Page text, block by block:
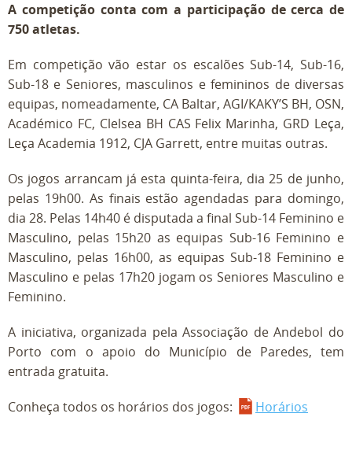
A competição conta com a participação de cerca de
750 atletas.
Em competição vão estar os escalões Sub-14, Sub-16,
Sub-18 e Seniores, masculinos e femininos de diversas
equipas, nomeadamente, CA Baltar, AGI/KAKY’S BH, OSN,
Académico FC, Clelsea BH CAS Felix Marinha, GRD Leça,
Leça Academia 1912, CJA Garrett, entre muitas outras.
Os jogos arrancam já esta quinta-feira, dia 25 de junho,
pelas 19h00. As finais estão agendadas para domingo,
dia 28. Pelas 14h40 é disputada a final Sub-14 Feminino e
Masculino, pelas 15h20 as equipas Sub-16 Feminino e
Masculino, pelas 16h00, as equipas Sub-18 Feminino e
Masculino e pelas 17h20 jogam os Seniores Masculino e
Feminino.
A iniciativa, organizada pela Associação de Andebol do
Porto com o apoio do Município de Paredes, tem
entrada gratuita.
Conheça todos os horários dos jogos: Horários